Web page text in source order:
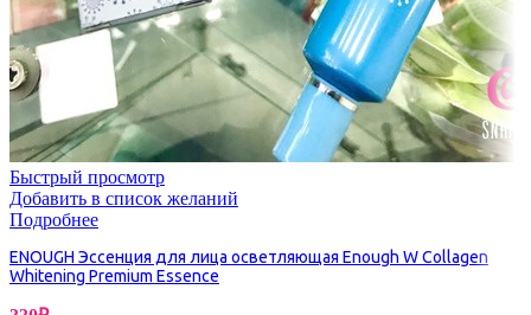
Быстрый просмотр
Добавить в список желаний
Подробнее
ENOUGH Эссенция для лица осветляющая Enough W Collagen
Whitening Premium Essence